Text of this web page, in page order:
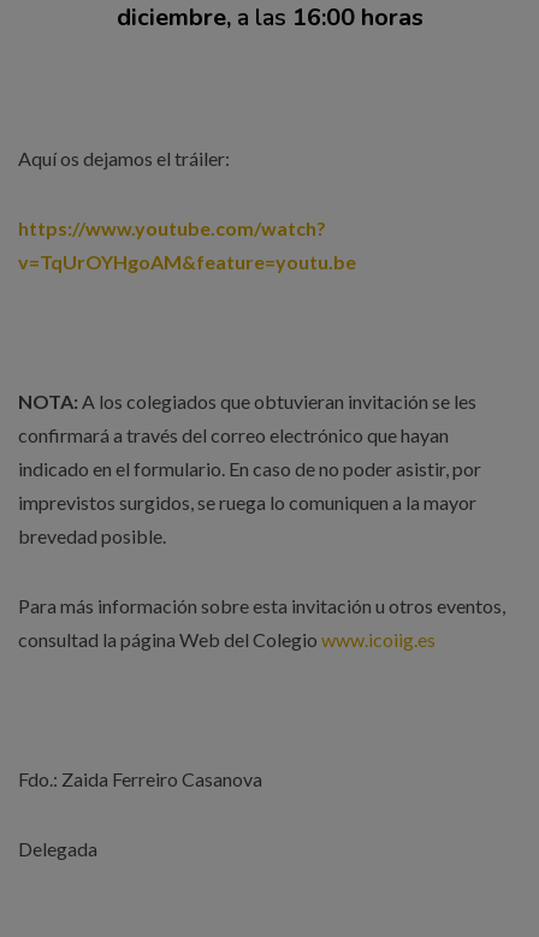
diciembre, a las 16:00 horas
Aquí os dejamos el tráiler:
https://www.youtube.com/watch?
v=TqUrOYHgoAM&feature=youtu.be
NOTA: A los colegiados que obtuvieran invitación se les
confirmará a través del correo electrónico que hayan
indicado en el formulario. En caso de no poder asistir, por
imprevistos surgidos, se ruega lo comuniquen a la mayor
brevedad posible.
Para más información sobre esta invitación u otros eventos,
consultad la página Web del Colegio www.icoiig.es
Fdo.: Zaida Ferreiro Casanova
Delegada